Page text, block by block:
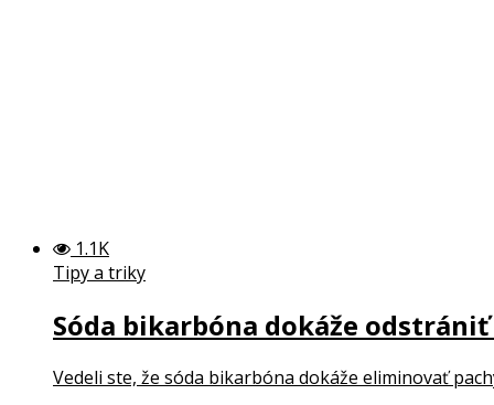
1.1K
Tipy a triky
Sóda bikarbóna dokáže
Vedeli ste, že sóda bikarbóna dokáže eliminovať